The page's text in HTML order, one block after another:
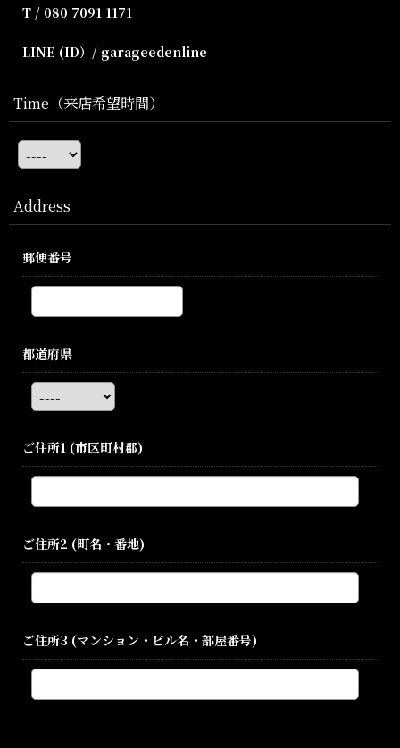
T / 080 7091 1171
LINE (ID）/ garageedenline
Time（来店希望時間）
Address
郵便番号
都道府県
ご住所1 (市区町村郡)
ご住所2 (町名・番地)
ご住所3 (マンション・ビル名・部屋番号)